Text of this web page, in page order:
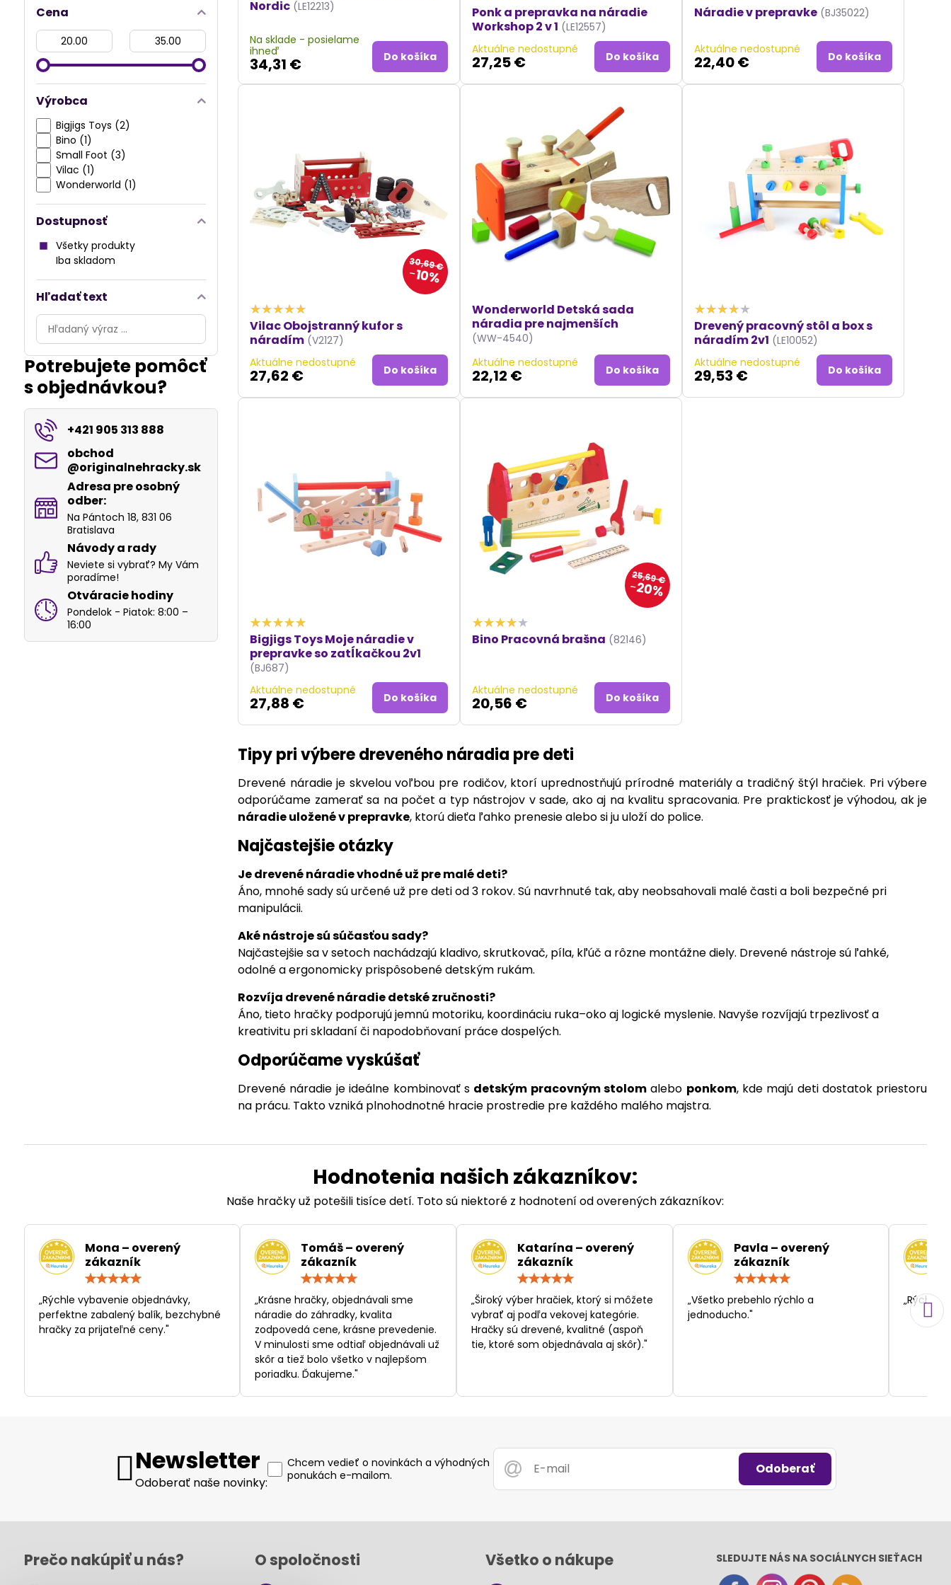
Nordic (LE12213)
Na sklade - posielame
ihneď
34,31 € Do košíka
Ponk a prepravka na náradie
Workshop 2 v 1 (LE12557)
Aktuálne nedostupné
27,25 € Do košíka
Náradie v prepravke (BJ35022)
Aktuálne nedostupné
22,40 € Do košíka
30,69 €
10%
Vilac Obojstranný kufor s
náradím (V2127)
Aktuálne nedostupné
27,62 € Do košíka
Wonderworld Detská sada
náradia pre najmenších
(WW-4540)
Aktuálne nedostupné
22,12 € Do košíka
Drevený pracovný stôl a box s
náradím 2v1 (LE10052)
Aktuálne nedostupné
29,53 € Do košíka
Bigjigs Toys Moje náradie v
prepravke so zatĺkačkou 2v1
(BJ687)
Aktuálne nedostupné
27,88 € Do košíka
25,69 €
20%
Bino Pracovná brašna (82146)
Aktuálne nedostupné
20,56 € Do košíka
Tipy pri výbere dreveného náradia pre deti
Drevené náradie je skvelou voľbou pre rodičov, ktorí uprednostňujú prírodné materiály a tradičný štýl hračiek. Pri výbere
odporúčame zamerať sa na počet a typ nástrojov v sade, ako aj na kvalitu spracovania. Pre praktickosť je výhodou, ak je
náradie uložené v prepravke, ktorú dieťa ľahko prenesie alebo si ju uloží do police.
Najčastejšie otázky
Je drevené náradie vhodné už pre malé deti?
Áno, mnohé sady sú určené už pre deti od 3 rokov. Sú navrhnuté tak, aby neobsahovali malé časti a boli bezpečné pri
manipulácii.
Aké nástroje sú súčasťou sady?
Najčastejšie sa v setoch nachádzajú kladivo, skrutkovač, píla, kľúč a rôzne montážne diely. Drevené nástroje sú ľahké,
odolné a ergonomicky prispôsobené detským rukám.
Rozvíja drevené náradie detské zručnosti?
Áno, tieto hračky podporujú jemnú motoriku, koordináciu ruka–oko aj logické myslenie. Navyše rozvíjajú trpezlivosť a
kreativitu pri skladaní či napodobňovaní práce dospelých.
Odporúčame vyskúšať
Drevené náradie je ideálne kombinovať s detským pracovným stolomalebo ponkom, kde majú deti dostatok priestoru
na prácu. Takto vzniká plnohodnotné hracie prostredie pre každého malého majstra.
Cena
Od:
Do:
Výrobca
Bigjigs Toys (2)
Bino (1)
Small Foot (3)
Vilac (1)
Wonderworld (1)
Dostupnosť
Všetky produkty
Iba skladom
Hľadať text
Prehľadať
výsledky
filtra
fulltextom
Potrebujete pomôcť
s objednávkou?
+421 905 313 888
obchod​
@originalnehracky​.sk
Adresa pre osobný
odber:
Na Pántoch 18, 831 06
Bratislava
Návody a rady
Neviete si vybrať? My Vám
poradíme!
Otváracie hodiny
Pondelok - Piatok: 8:00 –
16:00
Hodnotenia našich zákazníkov:
Naše hračky už potešili tisíce detí. Toto sú niektoré z hodnotení od overených zákazníkov:
Mona – overený
zákazník
/
5
„Rýchle vybavenie objednávky,
perfektne zabalený balík, bezchybné
hračky za prijateľné ceny."
Tomáš – overený
zákazník
/
„Krásne hračky, objednávali sme
náradie do záhradky, kvalita
zodpovedá cene, krásne prevedenie.
V minulosti sme odtiaľ objednávali už
skôr a tiež bolo všetko v najlepšom
poriadku. Ďakujeme."
Katarína – overený
zákazník
/
5
„Široký výber hračiek, ktorý si môžete
vybrať aj podľa vekovej kategórie.
Hračky sú drevené, kvalitné (aspoň
tie, ktoré som objednávala aj skôr)."
Pavla – overený
zákazník
„Všetko prebehlo rýchlo a
jednoducho."
Newsletter
Odoberať naše novinky:
Odoberať
Chcem vedieť o novinkách a výhodných
ponukách e-mailom.
Prečo nakúpiť u nás? O spoločnosti Všetko o nákupe SLEDUJTE NÁS NA SOCIÁLNYCH SIEŤACH